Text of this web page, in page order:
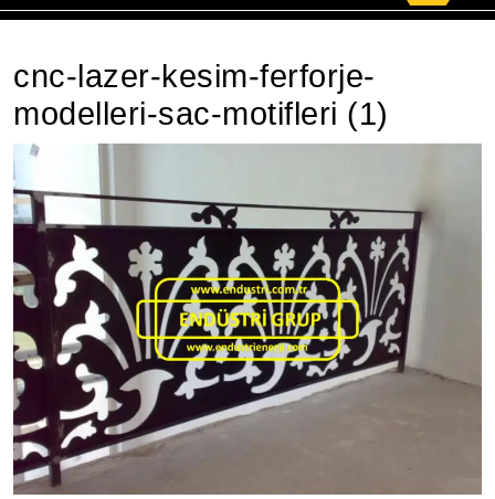
for:
cnc-lazer-kesim-ferforje-
modelleri-sac-motifleri (1)